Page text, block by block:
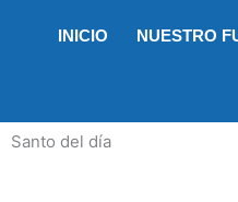
INICIO NUESTRO
Santo del día